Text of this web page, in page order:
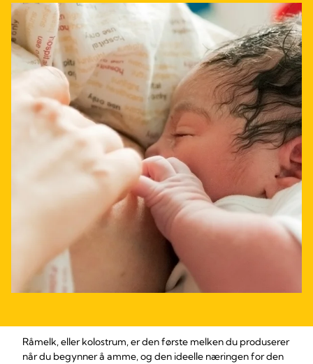
Råmelk, eller kolostrum, er den første melken du produserer
når du begynner å amme, og den ideelle næringen for den